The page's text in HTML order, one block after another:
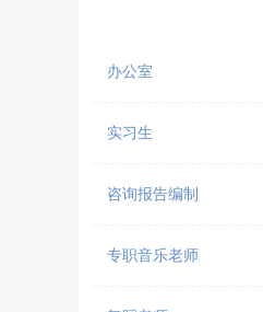
办公室
实习生
咨询报告编制
专职音乐老师